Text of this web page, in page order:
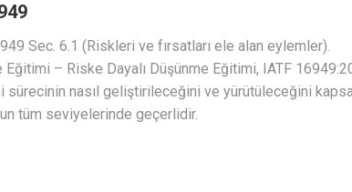
Sec. 6.1 (Riskleri ve fırsatları ele alan eylemler).
Eğitimi – Riske Dayalı Düşünme Eğitimi, IATF
nasıl geliştirileceğini ve yürütüleceğini
tüm seviyelerinde geçerlidir.